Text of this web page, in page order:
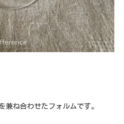
ね合わせたフォルムです。